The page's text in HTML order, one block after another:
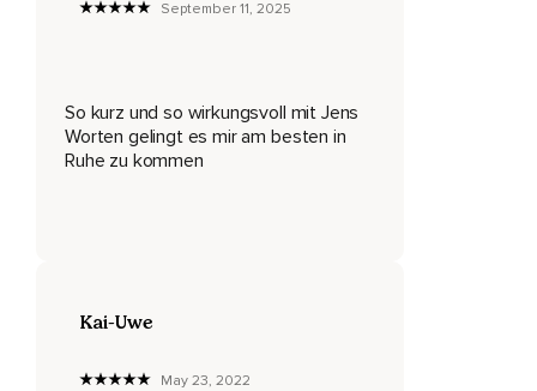
Deiner Aufmerksamkeit nach innen ausatmen.
Wenn Du in Deinem Raum der Stille angekommen bist,
Geräusche kommen und gehen.
September 11, 2025
So kurz und so wirkungsvoll mit Jens
Worten gelingt es mir am besten in
Ruhe zu kommen
Kai-Uwe
May 23, 2022